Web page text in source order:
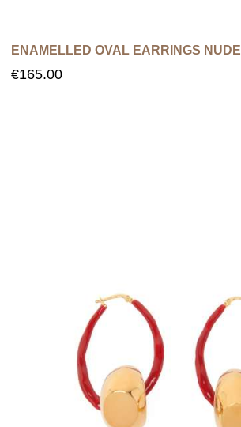
ENAMELLED OVAL EARRINGS NUDE
€165.00